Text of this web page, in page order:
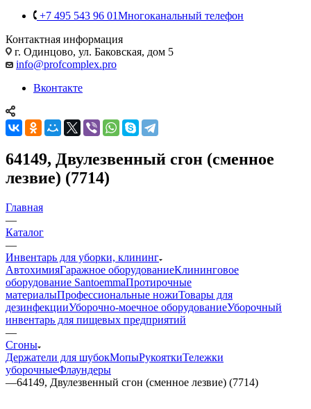
+7 495 543 96 01Многоканальный телефон
Контактная информация
г. Одинцово, ул. Баковская, дом 5
info@profcomplex.pro
Вконтакте
64149, Двулезвенный сгон (сменное
лезвие) (7714)
Главная
—
Каталог
—
Инвентарь для уборки, клининг
АвтохимияГаражное оборудованиеКлининговое
оборудование SantoemmaПротирочные
материалыПрофессиональные ножиТовары для
дезинфекцииУборочно-моечное оборудованиеУборочный
инвентарь для пищевых предприятий
—
Сгоны
Держатели для шубокМопыРукояткиТележки
уборочныеФлаундеры
—64149, Двулезвенный сгон (сменное лезвие) (7714)